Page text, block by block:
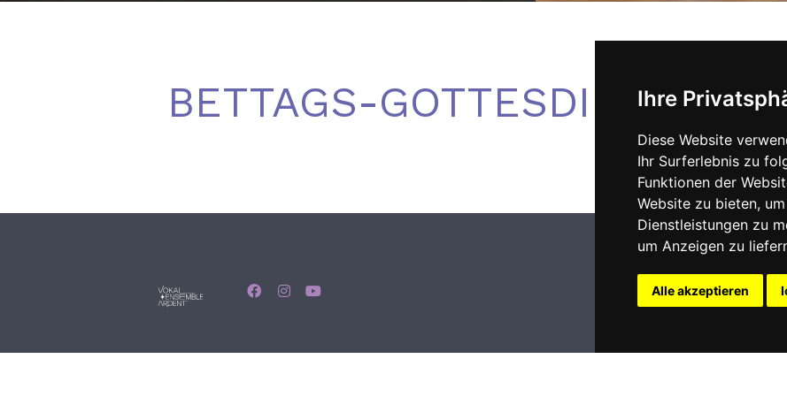
Ihre
Diese Website
Ihr Surferlebnis zu
Funktionen der
Website zu bieten,
Dienstleistungen zu
um Anzeigen zu
Alle akzeptieren
BETTAGS-GOTTESDIENST